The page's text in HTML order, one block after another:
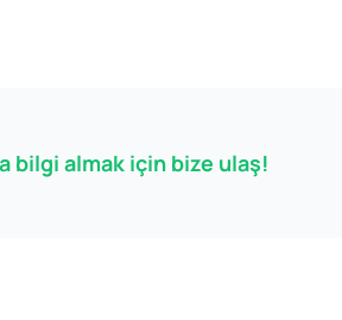
bilgi almak için bize ulaş!